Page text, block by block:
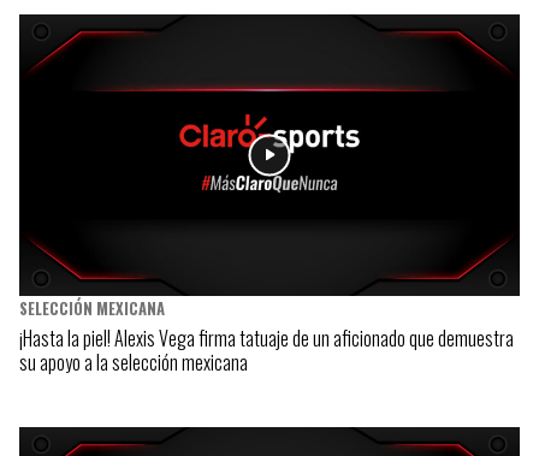
SELECCIÓN MEXICANA
¡Hasta la piel! Alexis Vega firma tatuaje de un aficionado que demuestra
su apoyo a la selección mexicana